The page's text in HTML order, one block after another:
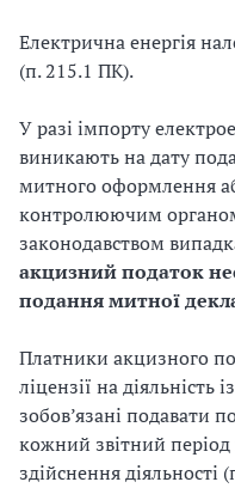
Електрична енергія
(п. 215.1 ПК).
У разі імпорту
виникають на дату
митного оформлення
контролюючим
законодавством
акцизний податок
подання митної
Платники акцизного
ліцензії на
зобов’язані подавати
кожний звітний
здійснення діяльності